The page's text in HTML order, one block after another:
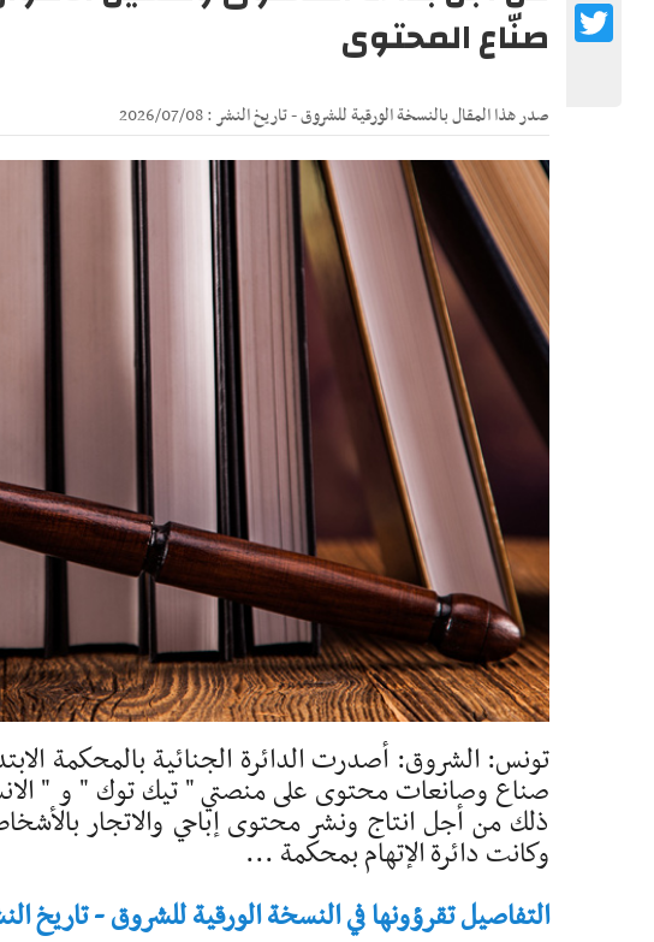
صنّاع المحتوى
صدر هذا المقال بالنسخة الورقية للشروق - تاريخ النشر : 2026/07/08
تونس: الشروق: أصدرت الدائرة الجنائية بالمحكمة
ذلك من أجل انتاج ونشر محتوى إباحي والاتجار
وكانت دائرة الإتهام بمحكمة ...
التفاصيل تقرؤونها في النسخة الورقية للشروق - تاريخ النشر :
Twitter